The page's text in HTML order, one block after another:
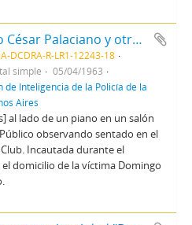
18 - Domingo César Palaciano y otros infracción dto 78/63
DCDRA-R-LR1-12243-18
simple
05/04/1963
de Inteligencia de la Policía de la
Aires
al lado de un piano en un salón
observando sentado en el
Incautada durante el
domicilio de la víctima Domingo